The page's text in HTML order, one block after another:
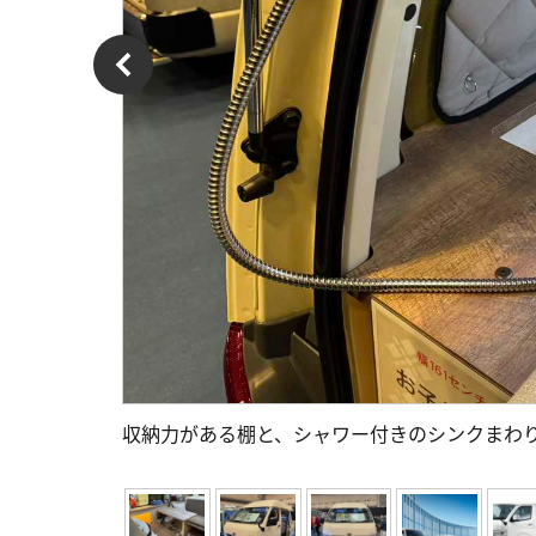
収納力がある棚と、シャワー付きのシンクまわ